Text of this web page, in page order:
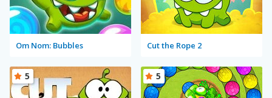
Om Nom: Bubbles Cut the Rope 2
5 5